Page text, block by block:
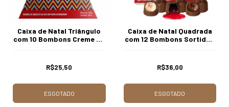
Caixa de Natal Triângulo
com 10 Bombons Creme de
R$25,50
ESGOTADO
Caixa de Natal Quadrada
com 12 Bombons Sortidos
R$36,00
ESGOTADO